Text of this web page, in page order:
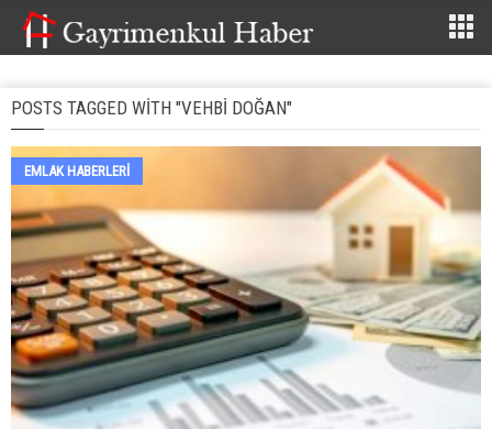
POSTS TAGGED WITH "VEHBI DOĞAN"
EMLAK HABERLERI